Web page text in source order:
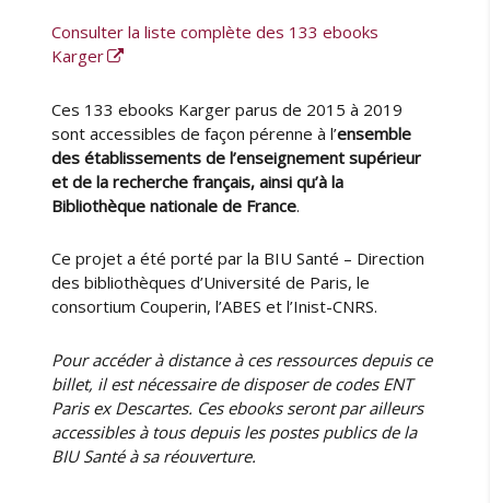
Consulter la liste complète des 133 ebooks
Karger
Ces 133 ebooks Karger parus de 2015 à 2019
sont accessibles de façon pérenne à l’ensemble
des établissements de l’enseignement supérieur
et de la recherche français, ainsi qu’à la
Bibliothèque nationale de France.
Ce projet a été porté par la BIU Santé – Direction
des bibliothèques d’Université de Paris, le
consortium Couperin, l’ABES et l’Inist-CNRS.
Pour accéder à distance à ces ressources depuis ce
billet, il est nécessaire de disposer de codes ENT
Paris ex Descartes. Ces ebooks seront par ailleurs
accessibles à tous depuis les postes publics de la
BIU Santé à sa réouverture.